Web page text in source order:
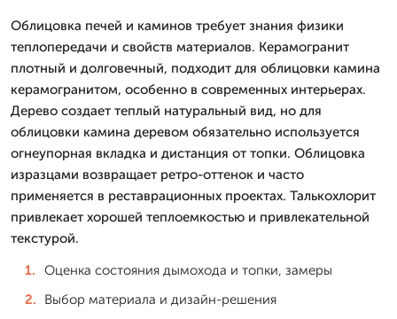
Облицовка печей и каминов требует знания физики
теплопередачи и свойств материалов. Керамогранит
плотный и долговечный, подходит для облицовки камина
керамогранитом, особенно в современных интерьерах.
Дерево создает теплый натуральный вид, но для
облицовки камина деревом обязательно используется
огнеупорная вкладка и дистанция от топки. Облицовка
изразцами возвращает ретро-оттенок и часто
применяется в реставрационных проектах. Талькохлорит
привлекает хорошей теплоемкостью и привлекательной
текстурой.
Оценка состояния дымохода и топки, замеры
Выбор материала и дизайн-решения